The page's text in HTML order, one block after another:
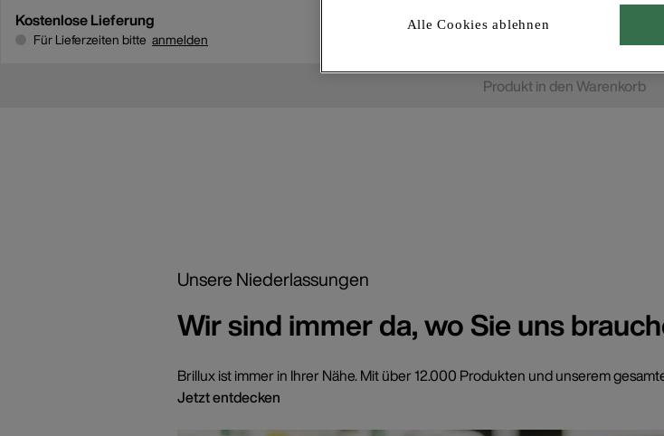
Kostenlose Lieferung
Für Lieferzeiten bitte anmelden
Produkt in den Warenkorb
Unsere Niederlassungen
Wir sind immer da, wo Sie uns
Brillux ist immer in Ihrer Nähe. Mit über 12.000 Produkten und unserem
Jetzt entdecken
Alle Cookies ablehnen